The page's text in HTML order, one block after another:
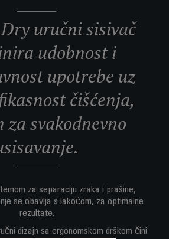
uručni sisivač
udobnost i
upotrebe uz
čišćenja,
za svakodnevno
za separaciju zraka i prašine,
se obavlja s lakoćom, za optimalne
rezultate.
dizajn sa ergonomskom drškom čini